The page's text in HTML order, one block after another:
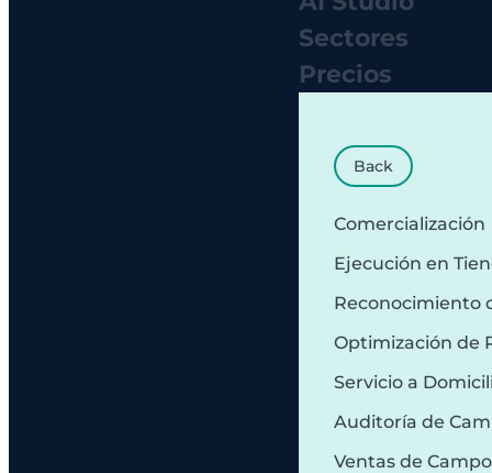
Sectores
Precios
Back
Comercialización
Ejecución en
Reconocimiento
Optimización de
Servicio a
Auditoría de
Ventas de Campo